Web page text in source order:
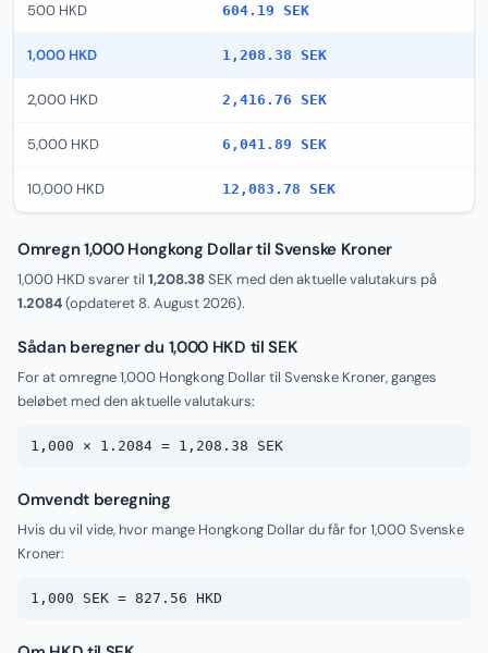
500 HKD 604.19 SEK
1,000 HKD 1,208.38 SEK
2,000 HKD 2,416.76 SEK
5,000 HKD 6,041.89 SEK
10,000 HKD 12,083.78 SEK
Omregn 1,000 Hongkong Dollar til Svenske Kroner
1,000 HKD svarer til 1,208.38SEK med den aktuelle valutakurs på
1.2084(opdateret 8. August 2026).
Sådan beregner du 1,000 HKD til SEK
For at omregne 1,000 Hongkong Dollar til Svenske Kroner, ganges
beløbet med den aktuelle valutakurs:
1,000 × 1.2084 = 1,208.38 SEK
Omvendt beregning
Hvis du vil vide, hvor mange Hongkong Dollar du får for 1,000 Svenske
Kroner:
1,000 SEK = 827.56 HKD